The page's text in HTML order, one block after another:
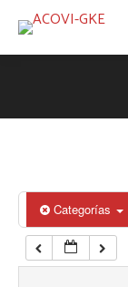
Categorías
6:00 am
7:00 am